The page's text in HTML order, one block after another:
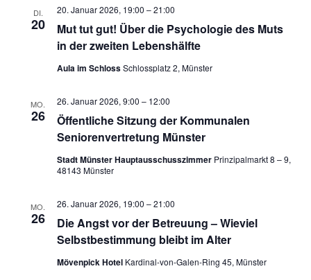
DI.
20
Mut tut gut! Über die Psychologie des Muts
in der zweiten Lebenshälfte
20. Januar 2026, 19:00 –21:00
Aula im SchlossSchlossplatz 2, Münster
MO.
26
Öffentliche Sitzung der Kommunalen
Seniorenvertretung Münster
26. Januar 2026, 9:00 – 12:00
Stadt Münster Hauptausschusszimmer Prinzipalmarkt 8 – 9,
48143 Münster
MO.
26
Die Angst vor der Betreuung – Wieviel
Selbstbestimmung bleibt im Alter
26. Januar 2026, 19:00 –21:00
Mövenpick Hotel Kardinal-von-Galen-Ring 45, Münster